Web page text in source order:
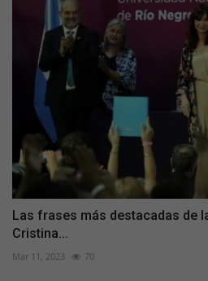
Las frases más destacadas de
Cristina...
Mar 11, 2023 70